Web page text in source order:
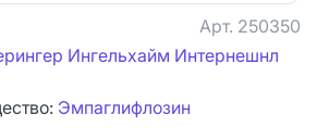
Арт. 250350
Ингельхайм Интернешнл
Эмпаглифлозин